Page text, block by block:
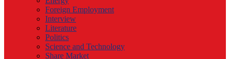
Foreign Employment
Interview
Literature
Politics
Science and Technology
Share Market